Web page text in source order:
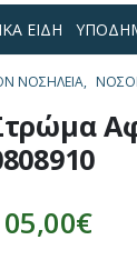
ΕΙΔΗ
ΝΟΣΗΛΕΙΑ,
€